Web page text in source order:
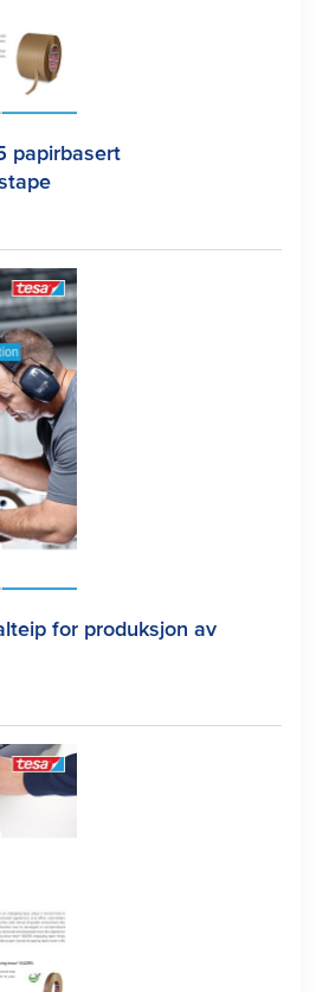
papirbasert
for produksjon av